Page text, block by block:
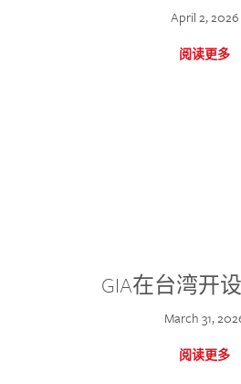
April 2, 2026
阅读更多
GIA在台湾开
March 31,
阅读更多